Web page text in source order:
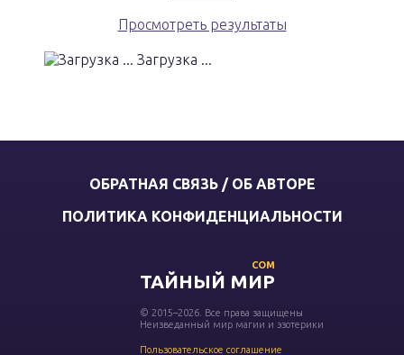
Просмотреть результаты
Загрузка ...
ОБРАТНАЯ СВЯЗЬ / ОБ АВТОРЕ
ПОЛИТИКА КОНФИДЕНЦИАЛЬНОСТИ
ТАЙНЫЙ МИР
COM
© 2015–2026. Все права защищены
Неизведанный мир магии и эзотерики
Пользовательское соглашение